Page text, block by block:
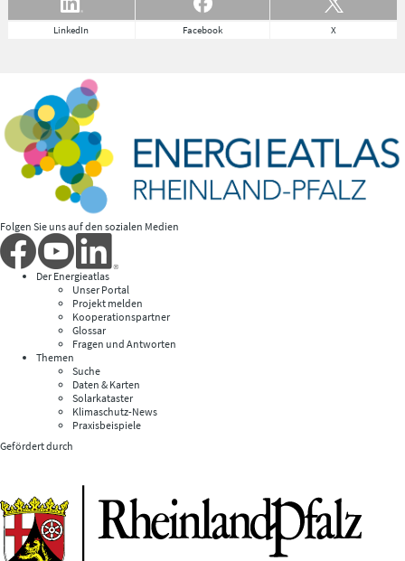
LinkedIn Facebook X
Folgen Sie uns auf den sozialen Medien
Der Energieatlas
Unser Portal
Projekt melden
Kooperationspartner
Glossar
Fragen und Antworten
Themen
Suche
Daten & Karten
Solarkataster
Klimaschutz-News
Praxisbeispiele
Gefördert durch